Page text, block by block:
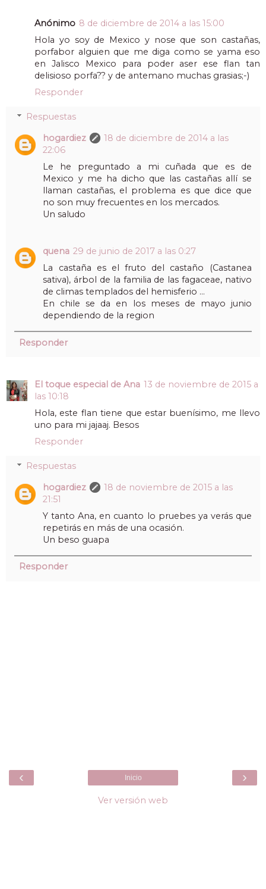
Anónimo 8 de diciembre de 2014 a las 15:00
Hola yo soy de Mexico y nose que son castañas,
porfabor alguien que me diga como se yama eso
en Jalisco Mexico para poder aser ese flan tan
delisioso porfa?? y de antemano muchas grasias;-)
Responder
Respuestas
hogardiez
18 de diciembre de 2014 a las
22:06
Le he preguntado a mi cuñada que es de
Mexico y me ha dicho que las castañas allí se
llaman castañas, el problema es que dice que
no son muy frecuentes en los mercados.
Un saludo
quena 29 de junio de 2017 a las 0:27
La castaña es el fruto del castaño (Castanea
sativa), árbol de la familia de las fagaceae, nativo
de climas templados del hemisferio ...
En chile se da en los meses de mayo junio
dependiendo de la region
Responder
El toque especial de Ana 13 de noviembre de 2015 a
las 10:18
Hola, este flan tiene que estar buenísimo, me llevo
uno para mi jajaaj. Besos
Responder
Respuestas
hogardiez
18 de noviembre de 2015 a las
21:51
Y tanto Ana, en cuanto lo pruebes ya verás que
repetirás en más de una ocasión.
Un beso guapa
Responder
‹ ›
Inicio
Ver versión web